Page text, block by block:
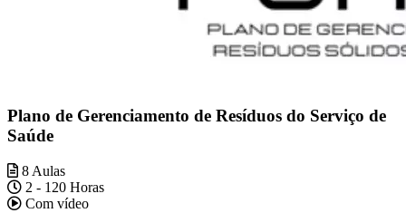
Plano de Gerenciamento de Resíduos do Serviço de
Saúde
8 Aulas
2 - 120 Horas
Com vídeo